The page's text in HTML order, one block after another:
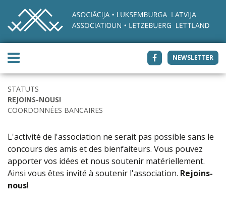
NEWSLETTER
STATUTS
REJOINS-NOUS!
COORDONNÉES BANCAIRES
L'activité de l'association ne serait pas possible sans le
concours des amis et des bienfaiteurs. Vous pouvez
apporter vos idées et nous soutenir matériellement.
Ainsi vous êtes invité à soutenir l'association. Rejoins-
nous!